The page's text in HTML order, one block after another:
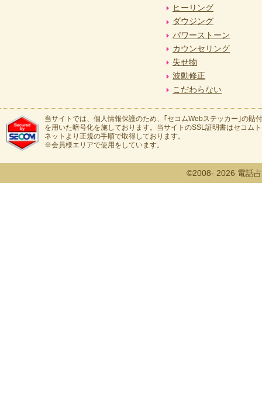
ヒーリング
ダウジング
パワーストーン
カウンセリング
失せ物
波動修正
こだわらない
当サイトでは、個人情報保護のため、｢セコムWebステッカー｣の貼
を用いた暗号化を施しております。当サイトのSSL証明書はセコム
ネットより正規の手順で取得しております。
※会員様エリアで使用をしています。
©2008- 2026 電話